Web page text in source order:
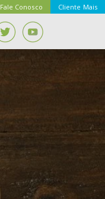
Fale Conosco Cliente Mais